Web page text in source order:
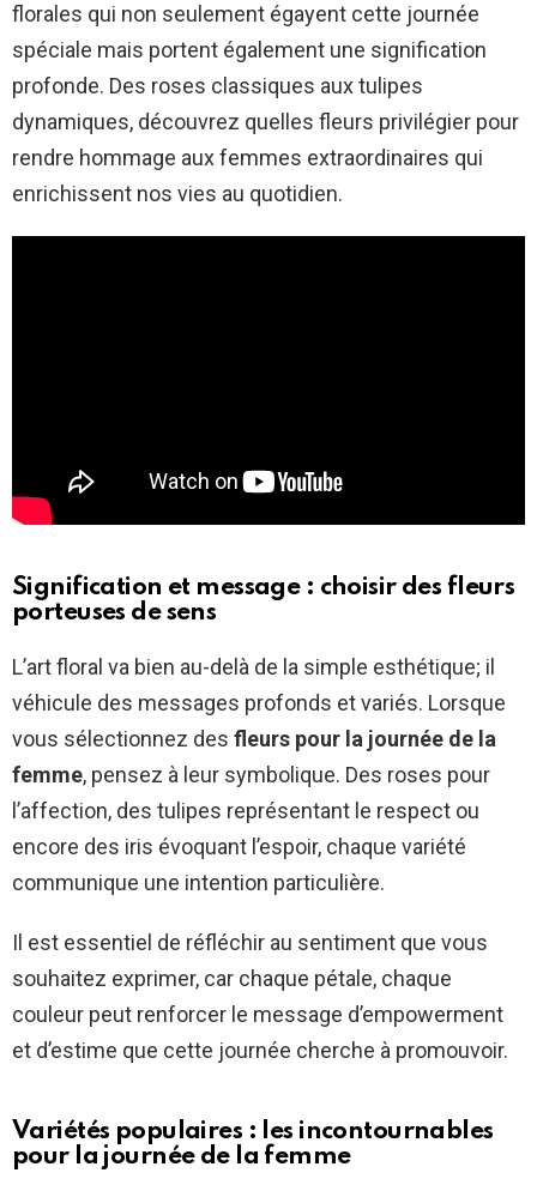
florales qui non seulement égayent cette journée
spéciale mais portent également une signification
profonde. Des roses classiques aux tulipes
dynamiques, découvrez quelles fleurs privilégier pour
rendre hommage aux femmes extraordinaires qui
enrichissent nos vies au quotidien.
Signification et message : choisir des fleurs
porteuses de sens
L’art floral va bien au-delà de la simple esthétique; il
véhicule des messages profonds et variés. Lorsque
vous sélectionnez des fleurs pour la journée de la
femme, pensez à leur symbolique. Des roses pour
l’affection, des tulipes représentant le respect ou
encore des iris évoquant l’espoir, chaque variété
communique une intention particulière.
Il est essentiel de réfléchir au sentiment que vous
souhaitez exprimer, car chaque pétale, chaque
couleur peut renforcer le message d’empowerment
et d’estime que cette journée cherche à promouvoir.
Variétés populaires : les incontournables
pour la journée de la femme